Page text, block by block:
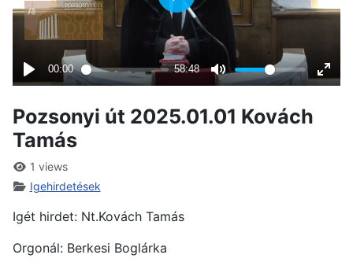
Pozsonyi út 2025.01.01 Kovách
Tamás
1 views
Igehirdetések
Igét hirdet: Nt.Kovách Tamás
Orgonál: Berkesi Boglárka